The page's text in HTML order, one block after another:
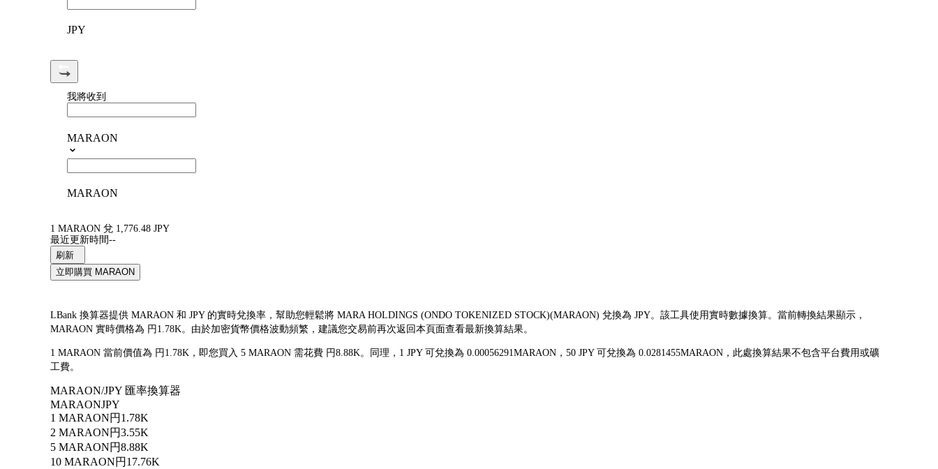
JPY
我將收到
MARAON
MARAON
1 MARAON 兌 1,776.48 JPY
最近更新時間--
刷新
立即購買 MARAON
LBank 換算器提供 MARAON 和 JPY 的實時兌換率，幫助您輕鬆將 MARA HOLDINGS (ONDO TOKENIZED STOCK)(MARAON) 兌換為 JPY。該工具使用實時數據換算。當前轉換結果顯示，
MARAON 實時價格為 円1.78K。由於加密貨幣價格波動頻繁，建議您交易前再次返回本頁面查看最新換算結果。
1 MARAON 當前價值為 円1.78K，即您買入 5 MARAON 需花費 円8.88K。同理，1 JPY 可兌換為 0.00056291MARAON，50 JPY 可兌換為 0.0281455MARAON，此處換算結果不包含平台費用或礦
工費。
MARAON/JPY 匯率換算器
MARAONJPY
1 MARAON円1.78K
2 MARAON円3.55K
5 MARAON円8.88K
10 MARAON円17.76K